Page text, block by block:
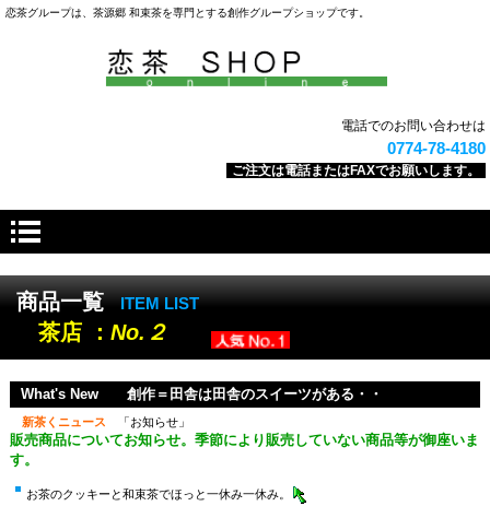
恋茶グループは、茶源郷 和束茶を専門とする創作グループショップです。
電話でのお問い合わせは
0774-78-4180
ご注文は電話またはFAXでお願いします。
商品一覧 ITEM LIST
茶店 ： No.２
What's New 創作＝田舎は田舎のスイーツがある・・
新茶くニュース 「お知らせ」
販売商品についてお知らせ。季節により販売していない商品等が御座いま
す。
お茶のクッキーと和束茶でほっと一休み一休み。